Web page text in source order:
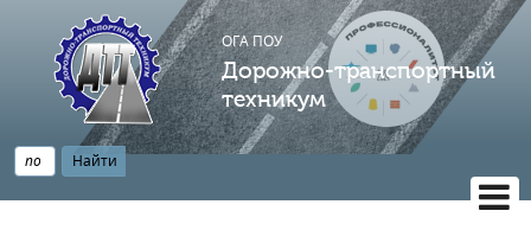
ОГА ПОУ
Дорожно-транспортный
техникум